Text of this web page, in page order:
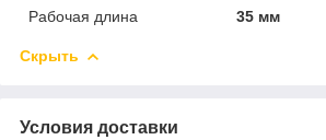
Рабочая длина
35 мм
Скрыть
Условия доставки